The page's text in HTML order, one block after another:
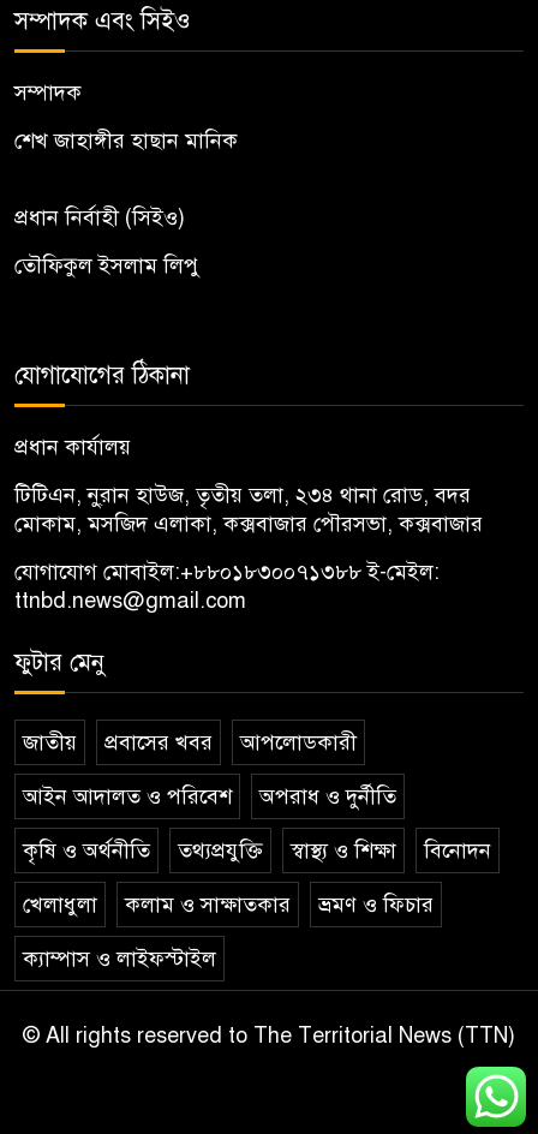
সম্পাদক এবং সিইও
সম্পাদক
শেখ জাহাঙ্গীর হাছান মানিক
প্রধান নির্বাহী (সিইও)
তৌফিকুল ইসলাম লিপু
যোগাযোগের ঠিকানা
প্রধান কার্যালয়
টিটিএন, নু্রান হাউজ, তৃতীয় তলা, ২৩৪ থানা রোড, বদর
মোকাম, মসজিদ এলাকা, কক্সবাজার পৌরসভা, কক্সবাজার
যোগাযোগ মোবাইল:+৮৮০১৮৩০০৭১৩৮৮ই-মেইল:
ttnbd.news@gmail.com
ফুটার মেনু
জাতীয় প্রবাসের খবর আপলোডকারী
আইন আদালত ও পরিবেশ অপরাধ ও দুর্নীতি
কৃষি ও অর্থনীতি তথ্যপ্রযুক্তি স্বাস্থ্য ও শিক্ষা বিনোদন
খেলাধুলা কলাম ও সাক্ষাতকার ভ্রমণ ও ফিচার
ক্যাম্পাস ও লাইফস্টাইল
© All rights reserved to The Territorial News (TTN)